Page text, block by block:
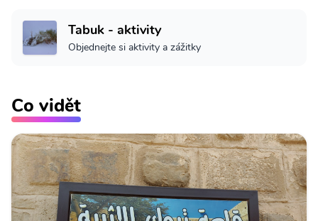
Tabuk - aktivity
Objednejte si aktivity a zážitky
Co vidět